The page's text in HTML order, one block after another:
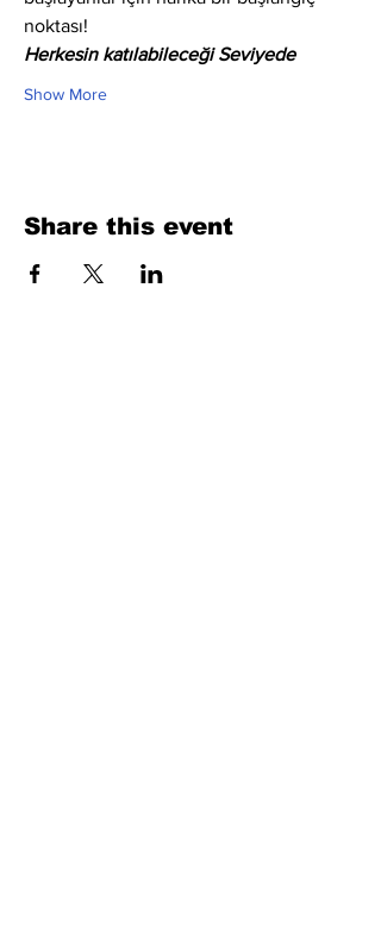
noktası!
Herkesin katılabileceği Seviyede
Show More
Share this event